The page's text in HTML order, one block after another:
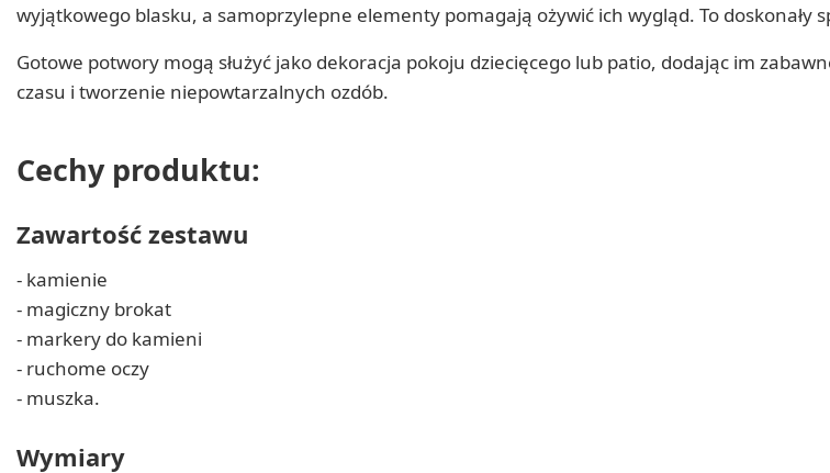
wyjątkowego blasku, a samoprzylepne elementy pomagają ożywić ich wygląd. To
Gotowe potwory mogą służyć jako dekoracja pokoju dziecięcego lub patio, dodając im
czasu i tworzenie niepowtarzalnych ozdób.
Cechy produktu:
Zawartość zestawu
- kamienie
- magiczny brokat
- markery do kamieni
- ruchome oczy
- muszka.
Wymiary